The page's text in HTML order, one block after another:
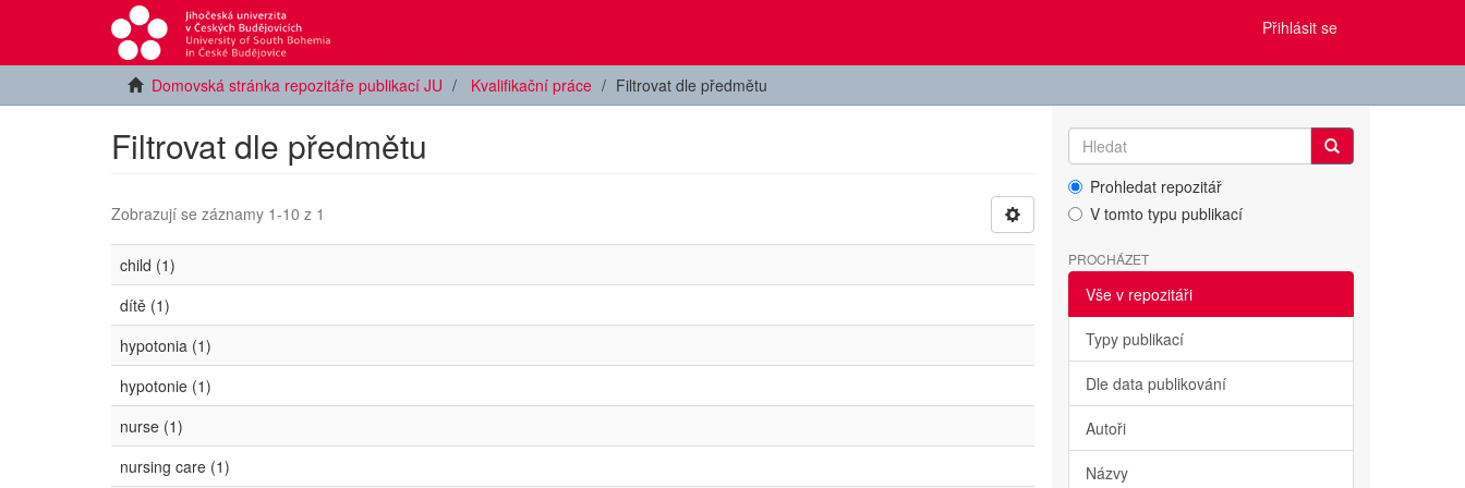
Přihlásit se
Domovská stránka repozitáře publikací JU Kvalifikační práce Filtrovat dle předmětu
Filtrovat dle předmětu
Zobrazují se záznamy 1-10 z 1
child (1)
dítě (1)
hypotonia (1)
hypotonie (1)
nurse (1)
nursing care (1)
Prohledat repozitář
V tomto typu publikací
PROCHÁZET
Vše v repozitáři
Typy publikací
Dle data publikování
Autoři
Názvy